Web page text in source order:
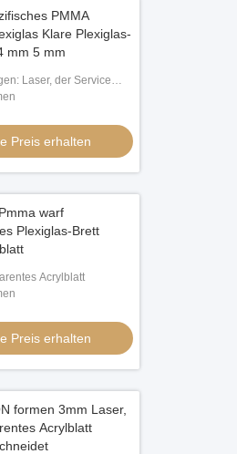
PMMA
Klare Plexiglas-
mm 5 mm
Laser, der Service
Preis erhalten
warf
Plexiglas-Brett
Acrylblatt
Preis erhalten
formen 3mm Laser,
Acrylblatt